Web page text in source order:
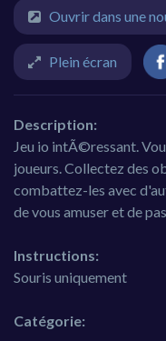
Ouvrir dans une
Plein écran
Description:
Jeu io intÃ©ressant.
joueurs. Collectez des
combattez-les avec
de vous amuser et de
Instructions:
Souris uniquement
Catégorie: